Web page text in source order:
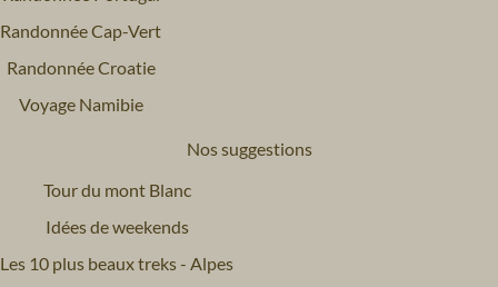
Randonnée Cap-Vert
Randonnée Croatie
Voyage Namibie
Nos suggestions
Tour du mont Blanc
Idées de weekends
Les 10 plus beaux treks - Alpes